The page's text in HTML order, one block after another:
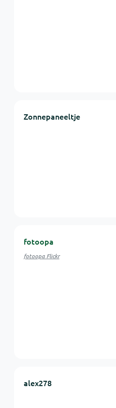
Zonnepaneeltje
fotoopa
fotoopa Flickr
alex278